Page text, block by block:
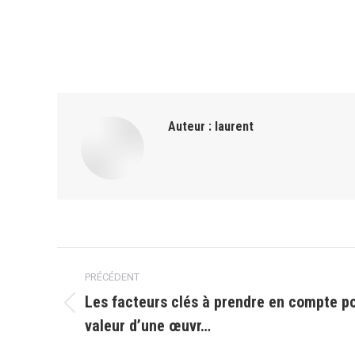
Auteur : laurent
Navigation
article
PRÉCÉDENT
précédent
Les facteurs clés à prendre en compte
valeur d’une œuvr…